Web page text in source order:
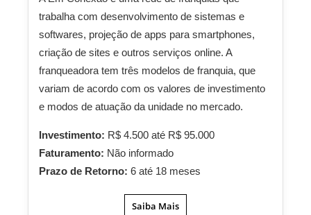
trabalha com desenvolvimento de sistemas e
softwares, projeção de apps para smartphones,
criação de sites e outros serviços online. A
franqueadora tem três modelos de franquia, que
variam de acordo com os valores de investimento
e modos de atuação da unidade no mercado.
Investimento: R$ 4.500 até R$ 95.000
Faturamento: Não informado
Prazo de Retorno: 6 até 18 meses
Saiba Mais